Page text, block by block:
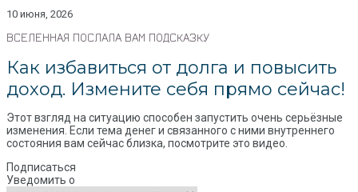
10 июня, 2026
ВСЕЛЕННАЯ ПОСЛАЛА ВАМ ПОДСКАЗКУ
Как избавиться от долга и повысить
доход. Измените себя прямо сейчас!
Этот взгляд на ситуацию способен запустить очень серьёзные
изменения. Если тема денег и связанного с ними внутреннего
состояния вам сейчас близка, посмотрите это видео.
Подписаться
Уведомить о